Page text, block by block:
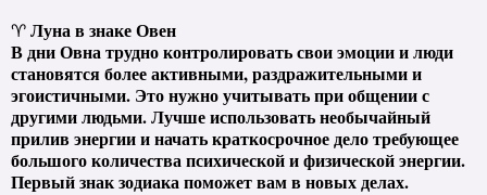
♈Луна в знаке Овен
В дни Овна трудно контролировать свои эмоции и люди
становятся более активными, раздражительными и
эгоистичными. Это нужно учитывать при общении с
другими людьми. Лучше использовать необычайный
прилив энергии и начать краткосрочное дело требующее
большого количества психической и физической энергии.
Первый знак зодиака поможет вам в новых делах.